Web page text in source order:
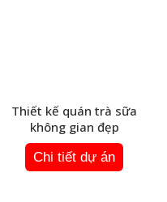
Thiết kế quán trà sữa
không gian đẹp
Chi tiết dự án